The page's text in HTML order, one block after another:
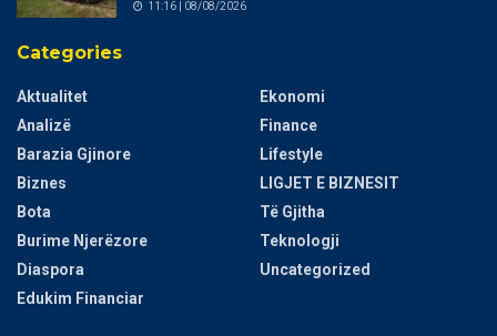
11:16 | 08/08/2026
Categories
Aktualitet
Analizë
Barazia Gjinore
Biznes
Bota
Burime Njerëzore
Diaspora
Edukim Financiar
Ekonomi
Finance
Lifestyle
LIGJET E BIZNESIT
Të Gjitha
Teknologji
Uncategorized